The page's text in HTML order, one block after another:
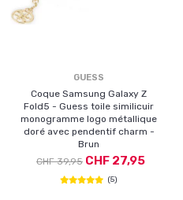
GUESS
Coque Samsung Galaxy Z
Fold5 - Guess toile similicuir
monogramme logo métallique
doré avec pendentif charm -
Brun
CHF 39,95 CHF 27,95
(5)